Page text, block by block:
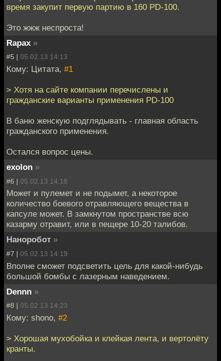
время закупит первую партию в 160 PD-100.
Это жжж неспроста!
Rapax »
#5 | 05.02.13 14:13
Кому: Цитата, #1
> Хотя на сайте компании перечислены и
гражданские варианты применения PD-100
В баню женскую подглядывать - главная область
гражданского применения.
Остался вопрос цены.
exolon »
#6 | 05.02.13 14:18
Может и пулемет и не подымет, а некоторое
количество боевого отравляющего вещества в
капсуле может. В замкнутом пространстве всю
казарму отравит, или в пещере 10-20 талибов.
Наноробот »
#7 | 05.02.13 14:19
Вполне сможет подсветить цель для какой-нибудь
большой бомбы с лазерным наведением.
Dennn »
#8 | 05.02.13 14:23
Кому: shono, #2
> Хорошая мухобойка и клейкая лента, и вертолёту
кранты.